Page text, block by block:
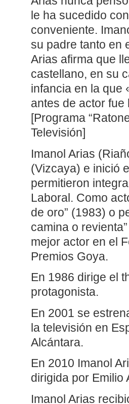
le ha sucedido
conveniente.
su padre tanto en
Arias afirma que
castellano, en su
infancia en la que
antes de actor
[Programa
Televisión]
Imanol Arias
(Vizcaya) e inició
permitieron
Laboral. Como
de oro” (1983) o
camina o
mejor actor en el
Premios Goya.
En 1986 dirige el
protagonista.
En 2001 se
la televisión en
Alcántara.
En 2010 Imanol
dirigida por Emilio
Imanol Arias